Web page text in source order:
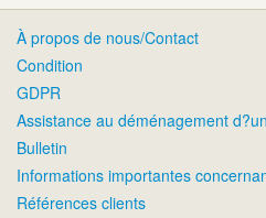
À propos de nous/Contact
Condition
GDPR
Assistance au déménagement
Bulletin
Informations importantes
Références clients